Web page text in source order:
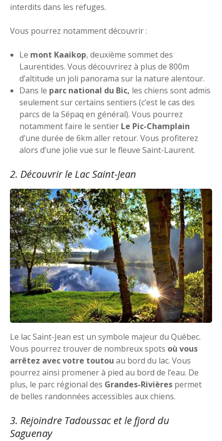
interdits dans les refuges.
Vous pourrez notamment découvrir :
Le mont Kaaikop, deuxième sommet des
Laurentides. Vous découvrirez à plus de 800m
d’altitude un joli panorama sur la nature alentour.
Dans le parc national du Bic, les chiens sont admis
seulement sur certains sentiers (c’est le cas des
parcs de la Sépaq en général). Vous pourrez
notamment faire le sentier Le Pic-Champlain
d’une durée de 6km aller retour. Vous profiterez
alors d’une jolie vue sur le fleuve Saint-Laurent.
2. Découvrir le Lac Saint-Jean
Le lac Saint-Jean est un symbole majeur du Québec.
Vous pourrez trouver de nombreux spots où vous
arrêtez avec votre toutou au bord du lac. Vous
pourrez ainsi promener à pied au bord de l’eau. De
plus, le parc régional des Grandes-Rivières permet
de belles randonnées accessibles aux chiens.
3. Rejoindre Tadoussac et le fjord du
Saguenay